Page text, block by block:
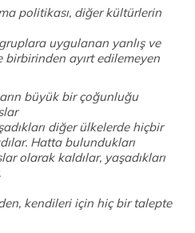
politikası, diğer kültürlerin
uygulanan yanlış ve
ayırt edilemeyen
büyük bir çoğunluğu
diğer ülkelerde hiçbir
Hatta bulundukları
olarak kaldılar, yaşadıkları
kendileri için hiç bir talepte